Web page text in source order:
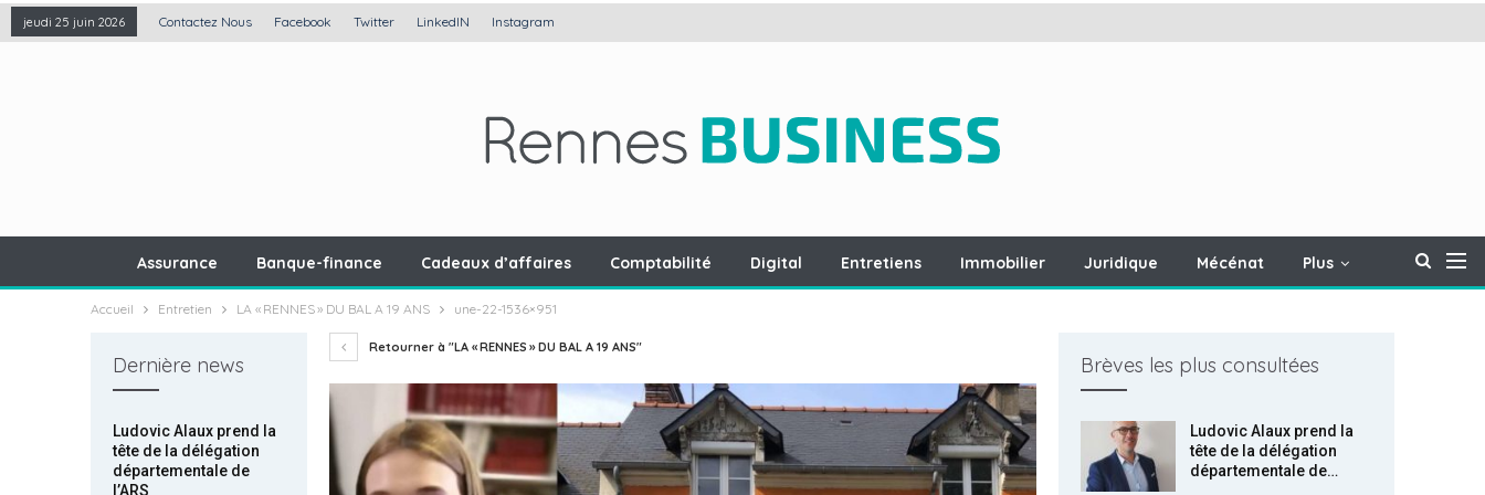
jeudi 25 juin 2026 Contactez Nous Facebook Twitter LinkedIN Instagram
Assurance Banque-finance Cadeaux d’affaires Comptabilité Digital Entretiens Immobilier Juridique Mécénat Plus
Accueil Entretien LA « RENNES » DU BAL A 19 ANS une-22-1536×951
Retourner à "LA « RENNES » DU BAL A 19 ANS"
Brèves les plus consultées
Ludovic Alaux prend la
tête de la délégation
départementale de…
Dernière news
Ludovic Alaux prend la
tête de la délégation
départementale de
l’ARS